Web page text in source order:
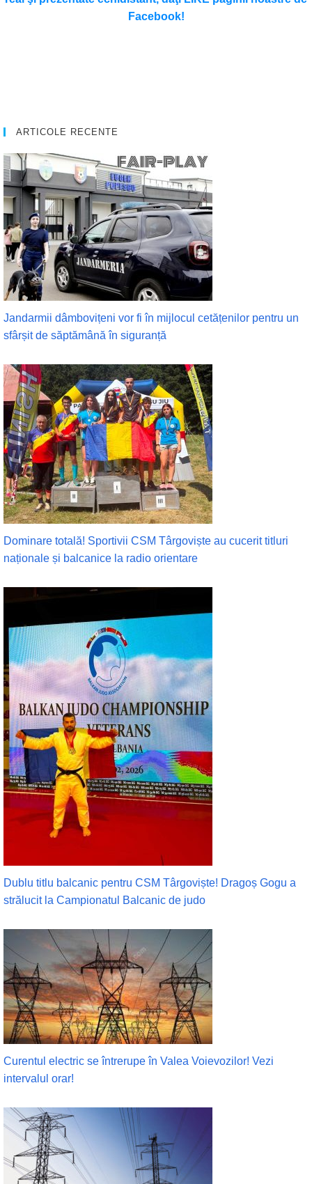
Facebook!
ARTICOLE RECENTE
Jandarmii dâmbovițeni vor fi în mijlocul cetățenilor pentru un
sfârșit de săptămână în siguranță
Dominare totală! Sportivii CSM Târgoviște au cucerit titluri
naționale și balcanice la radio orientare
Dublu titlu balcanic pentru CSM Târgoviște! Dragoș Gogu a
strălucit la Campionatul Balcanic de judo
Curentul electric se întrerupe în Valea Voievozilor! Vezi
intervalul orar!